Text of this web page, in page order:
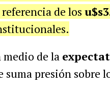
de los
medio de la
suma presión sobre